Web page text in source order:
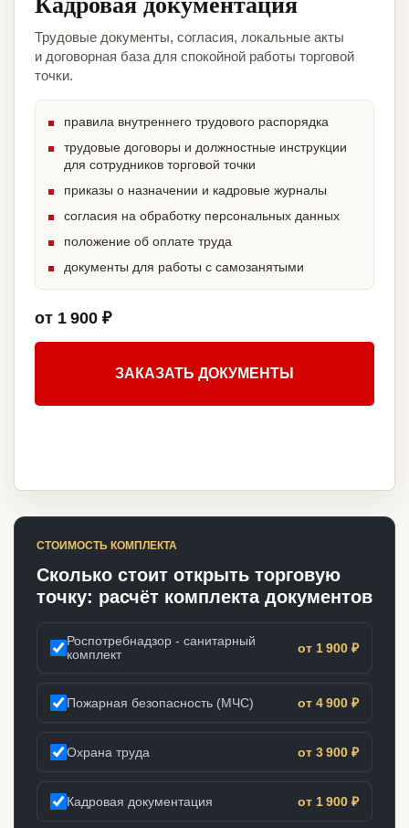
Трудовые документы, согласия, локальные акты
и договорная база для спокойной работы торговой
точки.
правила внутреннего трудового распорядка
трудовые договоры и должностные инструкции
для сотрудников торговой точки
приказы о назначении и кадровые журналы
согласия на обработку персональных данных
положение об оплате труда
документы для работы с самозанятыми
от 1 900 ₽
ЗАКАЗАТЬ ДОКУМЕНТЫ
СТОИМОСТЬ КОМПЛЕКТА
Сколько стоит открыть торговую
точку: расчёт комплекта документов
Роспотребнадзор - санитарный
комплект
от 1 900 ₽
Пожарная безопасность (МЧС) от 4 900 ₽
Охрана труда от 3 900 ₽
Кадровая документация от 1 900 ₽